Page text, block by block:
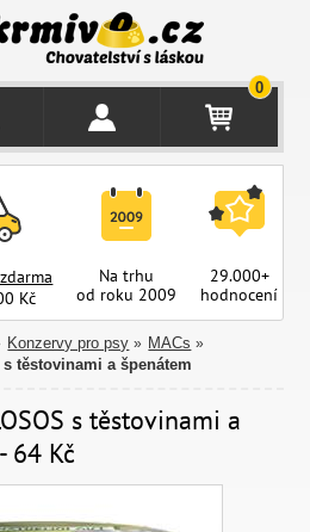
0
Kč
Na trhu
od roku 2009
29.000+
hodnocení
Konzervy pro psy » MACs »
těstovinami a špenátem
s těstovinami a
64 Kč